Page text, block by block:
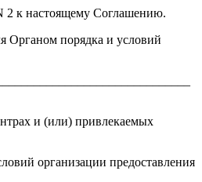
2 к настоящему Соглашению.
Органом порядка и условий
и (или) привлекаемых
организации предоставления